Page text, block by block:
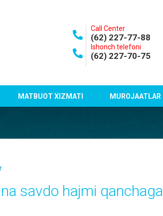
Call Center
(62) 227-77-88
Ishonch telefoni
(62) 227-70-75
MATBUOT XIZMATI MUROJAATLAR
savdo hajmi qanchaga